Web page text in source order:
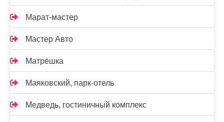
Марат-мастер
Мастер Авто
Матрёшка
Маяковский, парк-отель
Медведь, гостиничный комплекс